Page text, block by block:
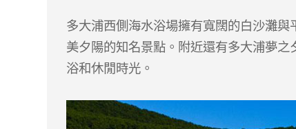
多大浦西側海水浴場擁有寬闊的白沙灘
美夕陽的知名景點。附近還有多大浦夢
浴和休閒時光。